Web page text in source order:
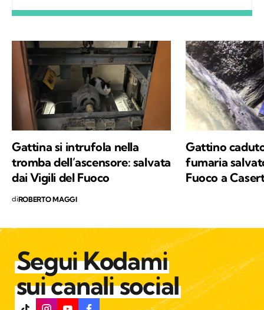
libero tanti libri, qualche viaggio e una
continua scoperta di ciò che mi circonda.
Gattina si intrufola nella
tromba dell’ascensore: salvata
dai Vigili del Fuoco
diROBERTO MAGGI
Gattino
fumaria
Fuoco a
Segui Kodami
sui canali social